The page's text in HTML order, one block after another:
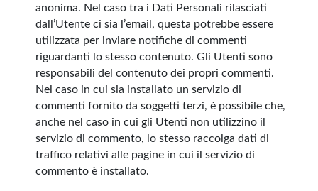
anonima. Nel caso tra i Dati Personali rilasciati
dall’Utente ci sia l’email, questa potrebbe essere
utilizzata per inviare notifiche di commenti
riguardanti lo stesso contenuto. Gli Utenti sono
responsabili del contenuto dei propri commenti.
Nel caso in cui sia installato un servizio di
commenti fornito da soggetti terzi, è possibile che,
anche nel caso in cui gli Utenti non utilizzino il
servizio di commento, lo stesso raccolga dati di
traffico relativi alle pagine in cui il servizio di
commento è installato.